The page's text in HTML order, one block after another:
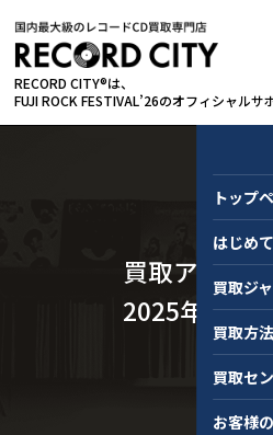
RECORD CITY®は、
FUJI ROCK FESTIVAL’26のオフィシャルサ
トップ
はじめ
買取ジ
買取方法
買取セ
お客様
買取アンケ
2025年1月